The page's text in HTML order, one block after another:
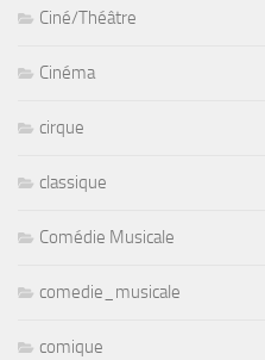
Ciné/Théâtre
Cinéma
cirque
classique
Comédie Musicale
comedie_musicale
comique